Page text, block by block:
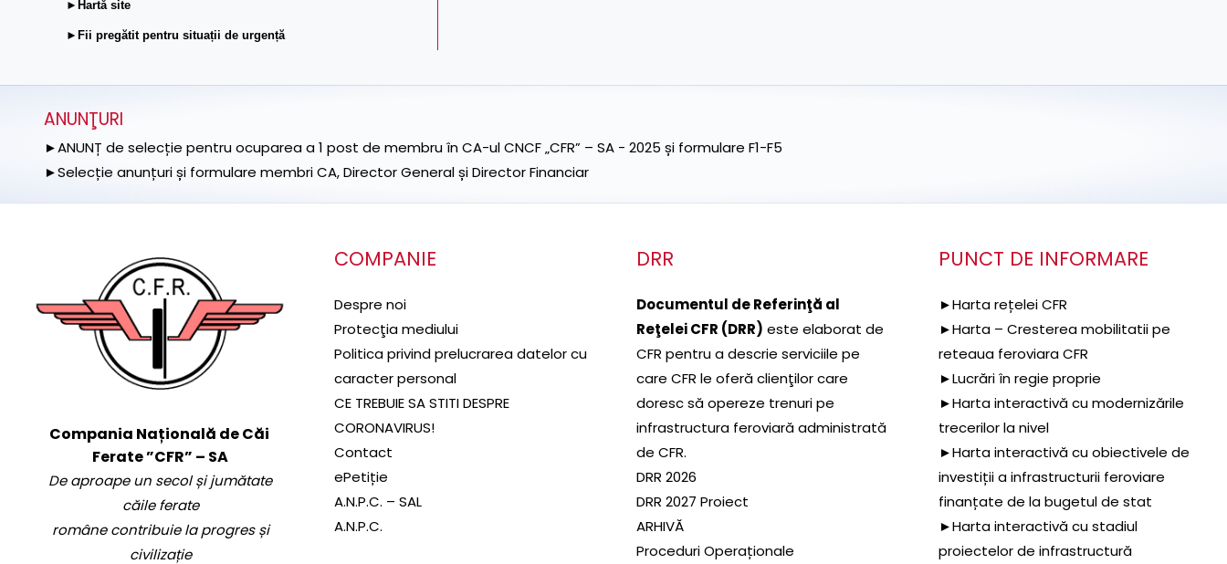
►Hartă site
►Fii pregătit pentru situații de urgență
ANUNŢURI
►ANUNȚ de selecție pentru ocuparea a 1 post de membru în CA-ul CNCF „CFR” – SA - 2025 și formulare F1-F5
►Selecție anunțuri și formulare membri CA, Director General și Director Financiar
Compania Națională de Căi
Ferate ”CFR” – SA
De aproape un secol și jumătate
căile ferate
române contribuie la progres și
civilizație
COMPANIE
Despre noi
Protecţia mediului
Politica privind prelucrarea datelor cu
caracter personal
CE TREBUIE SA STITI DESPRE
CORONAVIRUS!
Contact
ePetiție
A.N.P.C. – SAL
A.N.P.C.
DRR
Documentul de Referinţă al
Reţelei CFR (DRR) este elaborat de
CFR pentru a descrie serviciile pe
care CFR le oferă clienţilor care
doresc să opereze trenuri pe
infrastructura feroviară administrată
de CFR.
DRR 2026
DRR 2027 Proiect
ARHIVĂ
Proceduri Operaționale
PUNCT DE INFORMARE
►Harta rețelei CFR
►Harta – Cresterea mobilitatii pe
reteaua feroviara CFR
►Lucrări în regie proprie
►Harta interactivă cu modernizările
trecerilor la nivel
►Harta interactivă cu obiectivele de
investiții a infrastructurii feroviare
finanțate de la bugetul de stat
►Harta interactivă cu stadiul
proiectelor de infrastructură